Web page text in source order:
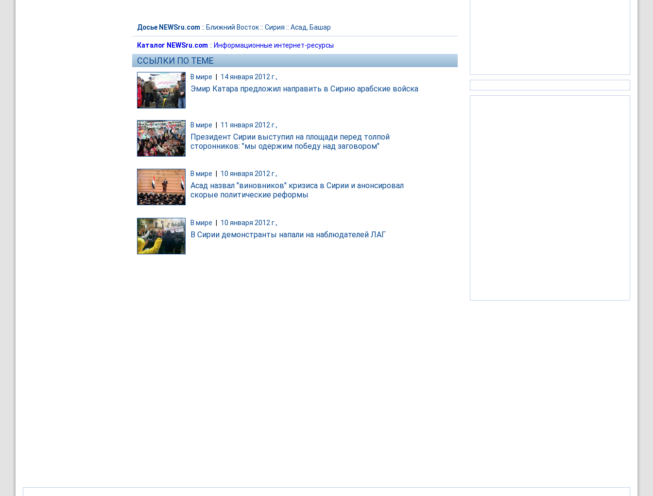
Досье NEWSru.com :: Ближний Восток:: Сирия :: Асад, Башар
Каталог NEWSru.com :: Информационные интернет-ресурсы
ССЫЛКИ ПО ТЕМЕ
В мире 14 января 2012 г.,
Эмир Катара предложил направить в Сирию арабские войска
В мире 11 января 2012 г.,
Президент Сирии выступил на площади перед толпой
сторонников: "мы одержим победу над заговором"
В мире 10 января 2012 г.,
Асад назвал "виновников" кризиса в Сирии и анонсировал
скорые политические реформы
В мире | 10 января 2012 г.,
В Сирии демонстранты напали на наблюдателей ЛАГ